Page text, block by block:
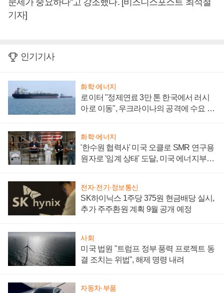
문제가 중요하다”고 강조했다. [비즈니스포스트 최석철
기자]
인기기사
화학·에너지
로이터 "정제연료 3만 톤 한국에서 러시
아로 이동", 우크라이나의 공격에 수요 늘
화학·에너지
'한수원 협력사' 미국 오클로 SMR 연구용
원자로 '임계 상태' 도달, 미국 에너지부
전자·전기·정보통신
SK하이닉스 1주당 375원 현금배당 실시,
추가 주주환원 계획 9월 공개 예정
사회
미국 법원 "트럼프 정부 풍력 프로젝트 동
결 조치는 위법", 해제 명령 내려
자동차·부품